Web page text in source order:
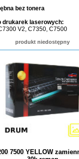
bez tonera
drukarek laserowych:
V2, C7350, C7500
produkt niedostępny
7500 YELLOW